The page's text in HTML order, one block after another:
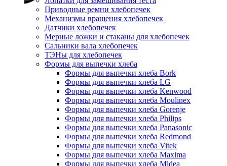
Приводные ремни хлебопечек
Механизмы вращения хлебопечек
Датчики хлебопечек
Мерные ложки и стаканы для хлебопечек
Сальники вала хлебопечек
ТЭНы для хлебопечек
Формы для выпечки хлеба
Формы для выпечки хлеба Bork
Формы для выпечки хлеба LG
Формы для выпечки хлеба Kenwood
Формы для выпечки хлеба Moulinex
Формы для выпечки хлеба Gorenje
Формы для выпечки хлеба Philips
Формы для выпечки хлеба Panasonic
Формы для выпечки хлеба Redmond
Формы для выпечки хлеба Vitek
Формы для выпечки хлеба Maxima
Формы для выпечки хлеба Midea